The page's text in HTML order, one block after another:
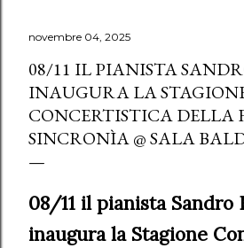
novembre 04, 2025
08/11 IL PIANISTA
INAUGURA LA
CONCERTISTICA DELLA
SINCRONÌA @ SALA
08/11 il pianista Sandro
inaugura la Stagione